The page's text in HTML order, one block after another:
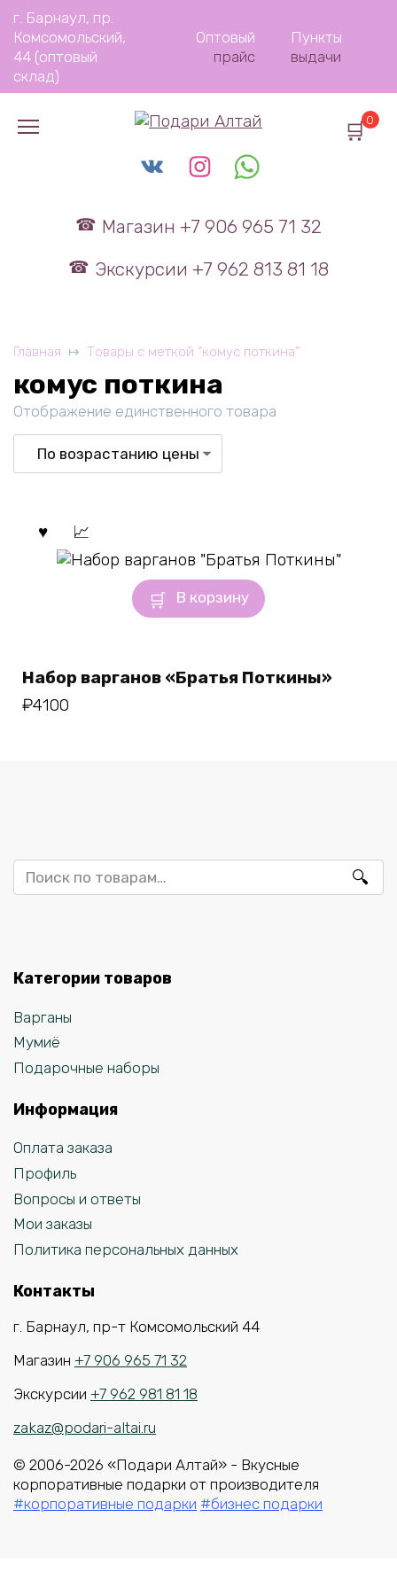
Перейти
содержанию
г. Барнаул, пр.
Комсомольский,
44 (оптовый
склад)
Оптовый
прайс
Пункты
выдачи
Магазин +7 906 965 71 32
Экскурсии +7 962 813 81 18
0
Главная Товары с меткой “комус поткина”
комус поткина
Отображение единственного товара
В корзину
Набор варганов «Братья Поткины»
₽4100
Искать:
Категории товаров
Варганы
Мумиё
Подарочные наборы
Информация
Оплата заказа
Профиль
Вопросы и ответы
Мои заказы
Политика персональных данных
Контакты
г. Барнаул, пр-т Комсомольский 44
Магазин +7 906 965 71 32
Экскурсии +7 962 981 81 18
zakaz@podari-altai.ru
© 2006-2026 «Подари Алтай» - Вкусные
корпоративные подарки от производителя
#корпоративные подарки #бизнес подарки